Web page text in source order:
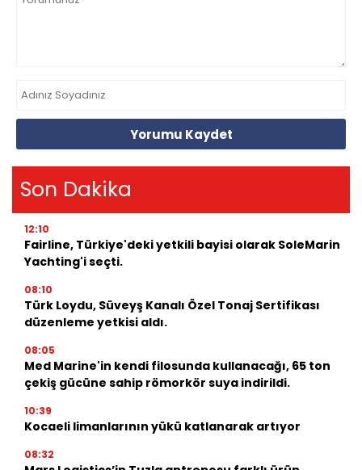
Yorumu Kaydet
Son Dakika
12:10
Fairline, Türkiye'deki yetkili bayisi olarak SoleMarin
Yachting'i seçti.
08:10
Türk Loydu, Süveyş Kanalı Özel Tonaj Sertifikası
düzenleme yetkisi aldı.
08:05
Med Marine'in kendi filosunda kullanacağı, 65 ton
çekiş gücüne sahip römorkör suya indirildi.
10:39
Kocaeli limanlarının yükü katlanarak artıyor
08:32